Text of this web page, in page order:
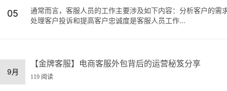
05
通常而言，客服人员的工作主要涉及如下内容：分析客户的
处理客户投诉和提高客户忠诚度是客服人员工作...
9月
【金牌客服】电商客服外包背后的运营秘笈分享
119 阅读